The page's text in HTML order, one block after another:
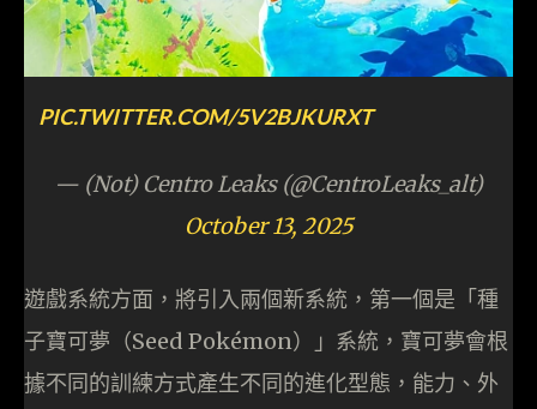
PIC.TWITTER.COM/5V2BJKURXT
— (Not) Centro Leaks (@CentroLeaks_alt)
October 13, 2025
遊戲系統方面，將引入兩個新系統，第一個是「種
子寶可夢（Seed Pokémon）」系統，寶可夢會根
據不同的訓練方式產生不同的進化型態，能力、外